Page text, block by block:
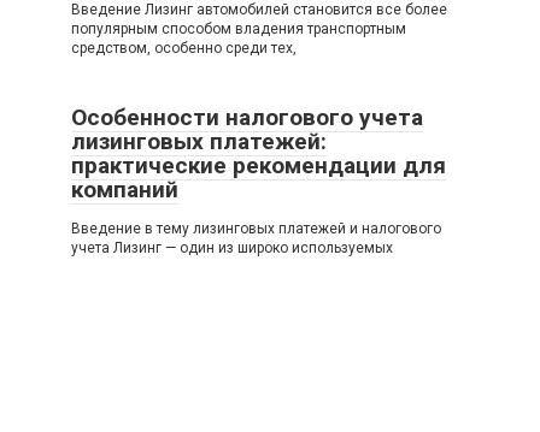
Введение Лизинг автомобилей становится все более
популярным способом владения транспортным
средством, особенно среди тех,
Особенности налогового учета
лизинговых платежей:
практические рекомендации для
компаний
Введение в тему лизинговых платежей и налогового
учета Лизинг — один из широко используемых